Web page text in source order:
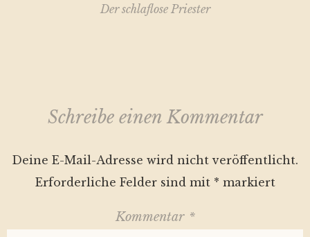
Der schlaflose Priester
Schreibe einen Kommentar
Deine E-Mail-Adresse wird nicht veröffentlicht.
Erforderliche Felder sind mit * markiert
Kommentar *